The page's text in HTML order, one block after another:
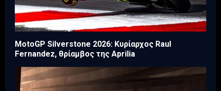
MotoGP Silverstone 2026: Κυρίαρχος Raul
Fernandez, θρίαμβος της Aprilia